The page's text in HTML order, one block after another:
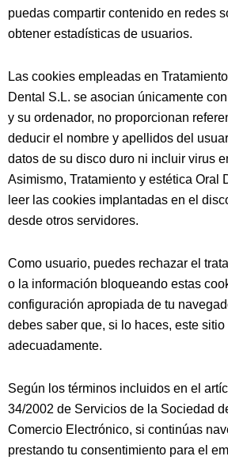
puedas compartir contenido en redes
obtener estadísticas de usuarios.
Las cookies empleadas en
Dental S.L. se asocian únicamente
y su ordenador, no proporcionan
deducir el nombre y apellidos del
datos de su disco duro ni incluir virus
Asimismo, Tratamiento y estética Oral
leer las cookies implantadas en el
desde otros servidores.
Como usuario, puedes rechazar el
o la información bloqueando estas
configuración apropiada de tu
debes saber que, si lo haces, este
adecuadamente.
Según los términos incluidos en el
34/2002 de Servicios de la Sociedad
Comercio Electrónico, si continúas
prestando tu consentimiento para el